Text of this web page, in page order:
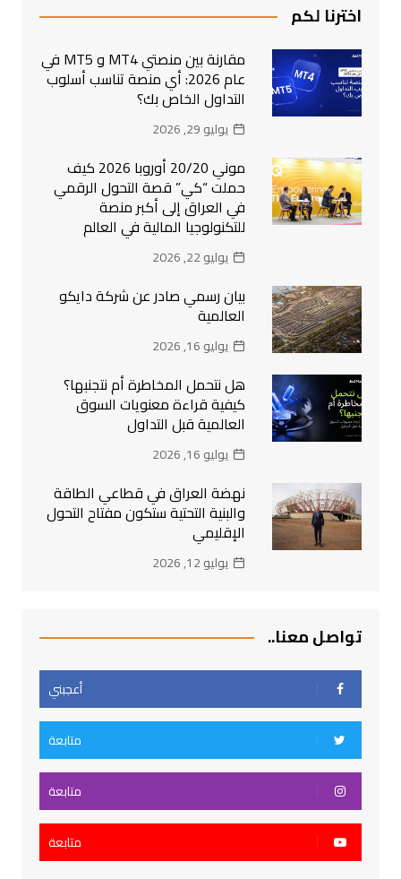
اخترنا لكم
مقارنة بين منصتي MT4 و MT5 في
عام 2026: أي منصة تناسب أسلوب
التداول الخاص بك؟
يوليو 29, 2026
موني 20/20 أوروبا 2026 كيف
حملت “كي” قصة التحول الرقمي
في العراق إلى أكبر منصة
للتكنولوجيا المالية في العالم
يوليو 22, 2026
بيان رسمي صادر عن شركة دايكو
العالمية
يوليو 16, 2026
هل نتحمل المخاطرة أم نتجنبها؟
كيفية قراءة معنويات السوق
العالمية قبل التداول
يوليو 16, 2026
نهضة العراق في قطاعي الطاقة
والبنية التحتية ستكون مفتاح التحول
الإقليمي
يوليو 12, 2026
تواصل معنا..
أعجبني
متابعة
متابعة
متابعة